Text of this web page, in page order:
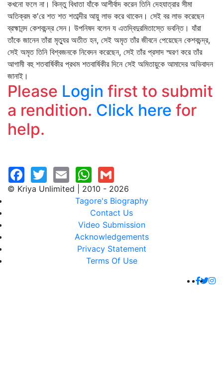
কখনো ফলে না। কিন্তু বিধাতা যাঁকে আশীর্বাদ করেন তিনি দেহযাত্রার সীমা
অতিক্রম ক'রে শত শত শতাব্দীর আয়ু লাভ করে থাকেন। সেই বর লাভ করেছেন
ব্রহ্মানন্দ কেশবচন্দ্র সেন। উপনিষদ বলেন য এতদ্বিদুরমিতাস্তে ভবন্তি। যাঁরা
তাঁকে জানেন তাঁরা মৃত্যুর অতীত হন, সেই অমৃত তাঁর জীবনে পেয়েছেন কেশবচন্দ্র,
সেই অমৃত তিনি বিশ্বজনকে নিবেদন করেছেন, সেই তাঁর প্রসাদ স্মরণ করে তাঁর
আগামী বহু শতবার্ষিকীর প্রথম শতবার্ষিকীর দিনে সেই অমিতায়ুকে আমাদের অভিবাদন
জানাই।
Please Login first to submit
a rendition. Click here for
help.
© Kriya Unlimited | 2010 - 2026
Tagore's Biography
Contact Us
Video Submission
Acknowledgements
Privacy Statement
Terms Of Use